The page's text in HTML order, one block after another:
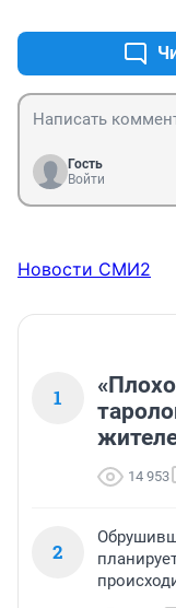
Гость
Войти
Новости СМИ2
1
14 953
2